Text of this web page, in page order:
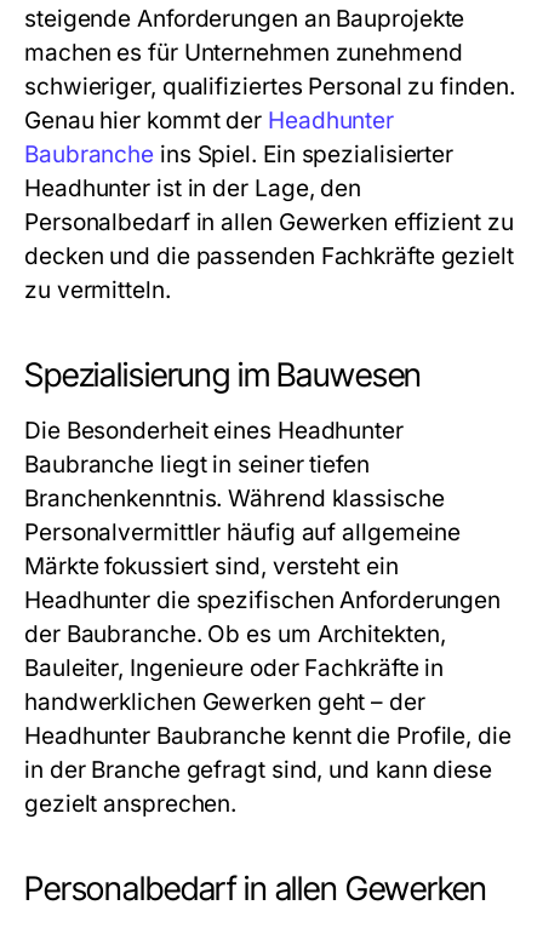
steigende Anforderungen an Bauprojekte
machen es für Unternehmen zunehmend
schwieriger, qualifiziertes Personal zu finden.
Genau hier kommt der Headhunter
Baubranche ins Spiel. Ein spezialisierter
Headhunter ist in der Lage, den
Personalbedarf in allen Gewerken effizient zu
decken und die passenden Fachkräfte gezielt
zu vermitteln.
Spezialisierung im Bauwesen
Die Besonderheit eines Headhunter
Baubranche liegt in seiner tiefen
Branchenkenntnis. Während klassische
Personalvermittler häufig auf allgemeine
Märkte fokussiert sind, versteht ein
Headhunter die spezifischen Anforderungen
der Baubranche. Ob es um Architekten,
Bauleiter, Ingenieure oder Fachkräfte in
handwerklichen Gewerken geht – der
Headhunter Baubranche kennt die Profile, die
in der Branche gefragt sind, und kann diese
gezielt ansprechen.
Personalbedarf in allen Gewerken